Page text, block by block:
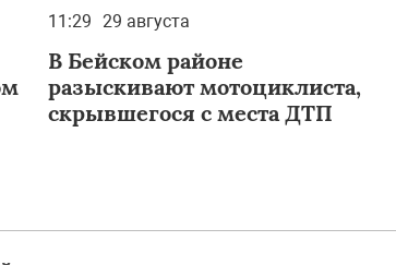
11:29 29 августа
В Бейском районе
разыскивают мотоциклиста,
скрывшегося с места ДТП